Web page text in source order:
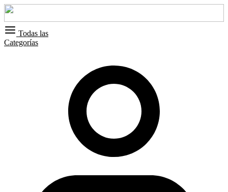
Todas las
Categorías